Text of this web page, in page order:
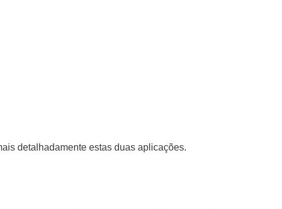
detalhadamente estas duas aplicações.